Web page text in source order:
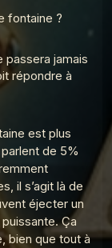
Graal 136 - Je suis
fatigué
?
fontaine ?
passera jamais
répondre à
est plus
de 5%
il s’agit là de
éjecter un
Ça
bien que tout à